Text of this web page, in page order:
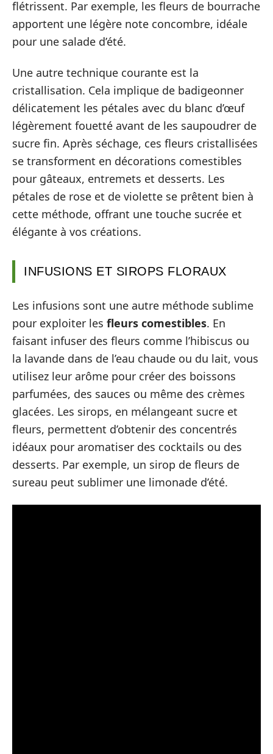
flétrissent. Par exemple, les fleurs de bourrache
apportent une légère note concombre, idéale
pour une salade d’été.
Une autre technique courante est la
cristallisation. Cela implique de badigeonner
délicatement les pétales avec du blanc d’œuf
légèrement fouetté avant de les saupoudrer de
sucre fin. Après séchage, ces fleurs cristallisées
se transforment en décorations comestibles
pour gâteaux, entremets et desserts. Les
pétales de rose et de violette se prêtent bien à
cette méthode, offrant une touche sucrée et
élégante à vos créations.
INFUSIONS ET SIROPS FLORAUX
Les infusions sont une autre méthode sublime
pour exploiter les fleurs comestibles. En
faisant infuser des fleurs comme l’hibiscus ou
la lavande dans de l’eau chaude ou du lait, vous
utilisez leur arôme pour créer des boissons
parfumées, des sauces ou même des crèmes
glacées. Les sirops, en mélangeant sucre et
fleurs, permettent d’obtenir des concentrés
idéaux pour aromatiser des cocktails ou des
desserts. Par exemple, un sirop de fleurs de
sureau peut sublimer une limonade d’été.